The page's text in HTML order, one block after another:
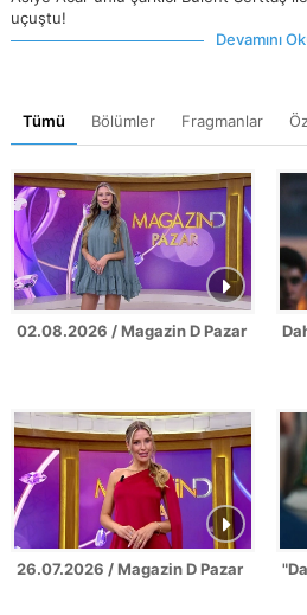
uçuştu!
Devamını
Tümü Bölümler Fragmanlar
02.08.2026 / Magazin D Pazar
26.07.2026 / Magazin D Pazar